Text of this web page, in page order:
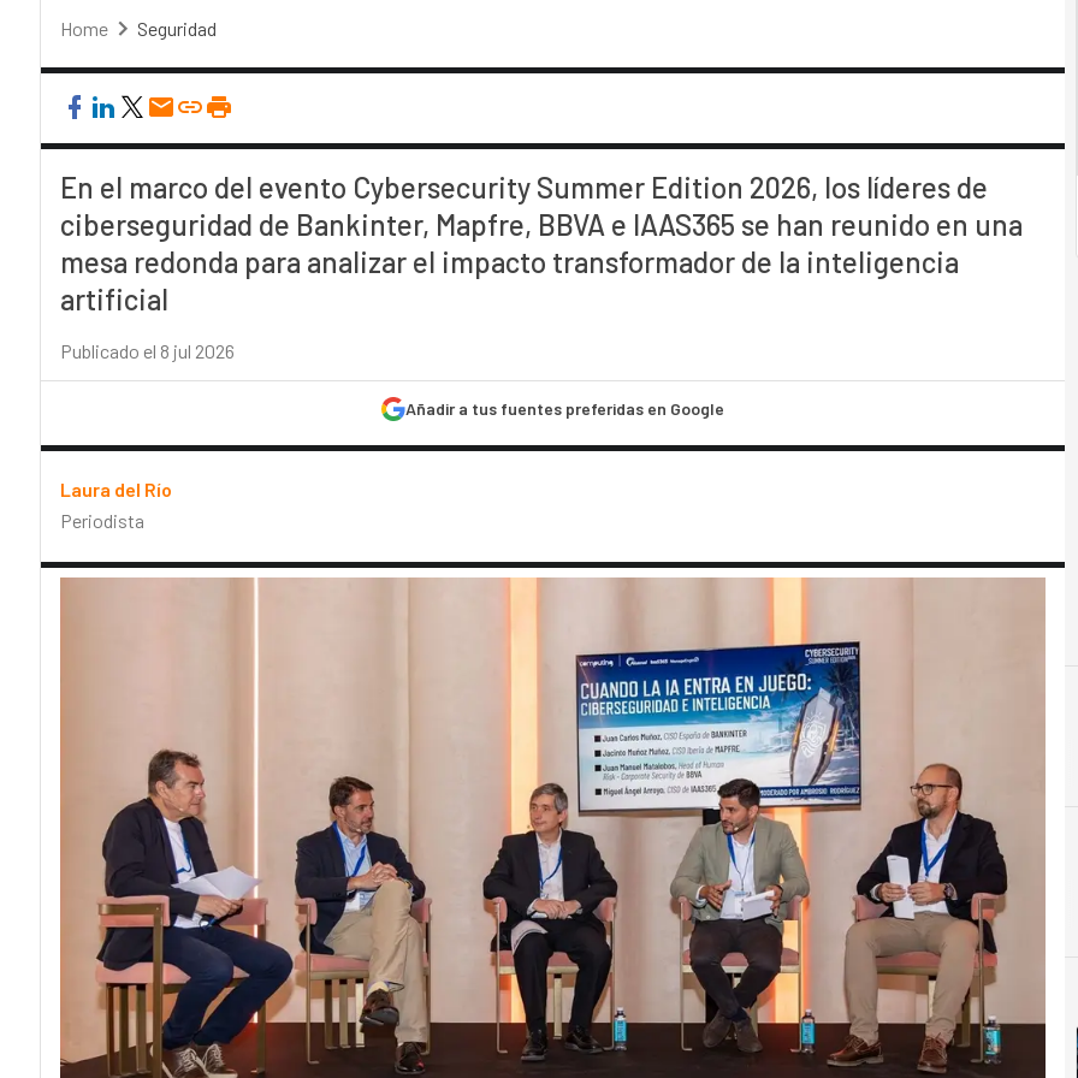
Home Seguridad
En el marco del evento Cybersecurity Summer Edition 2026, los líderes de
ciberseguridad de Bankinter, Mapfre, BBVA e IAAS365 se han reunido en una
mesa redonda para analizar el impacto transformador de la inteligencia
artificial
Publicado el 8 jul 2026
Añadir a tus fuentes preferidas en Google
Laura del Río
Periodista